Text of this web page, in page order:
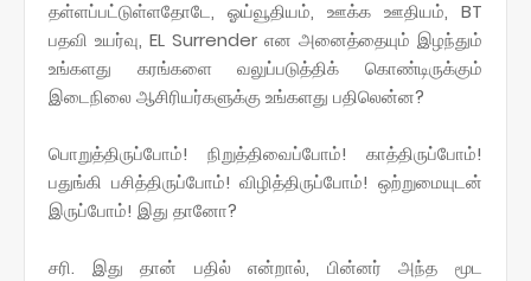
தள்ளப்பட்டுள்ளதோடே, ஓய்வூதியம், ஊக்க ஊதியம், BT
பதவி உயர்வு, EL Surrender என அனைத்தையும் இழந்தும்
உங்களது கரங்களை வலுப்படுத்திக் கொண்டிருக்கும்
இடைநிலை ஆசிரியர்களுக்கு உங்களது பதிலென்ன?
பொறுத்திருப்போம்! நிறுத்திவைப்போம்! காத்திருப்போம்!
பதுங்கி பசித்திருப்போம்! விழித்திருப்போம்! ஒற்றுமையுடன்
இருப்போம்! இது தானோ?
சரி. இது தான் பதில் என்றால், பின்னர் அந்த மூட